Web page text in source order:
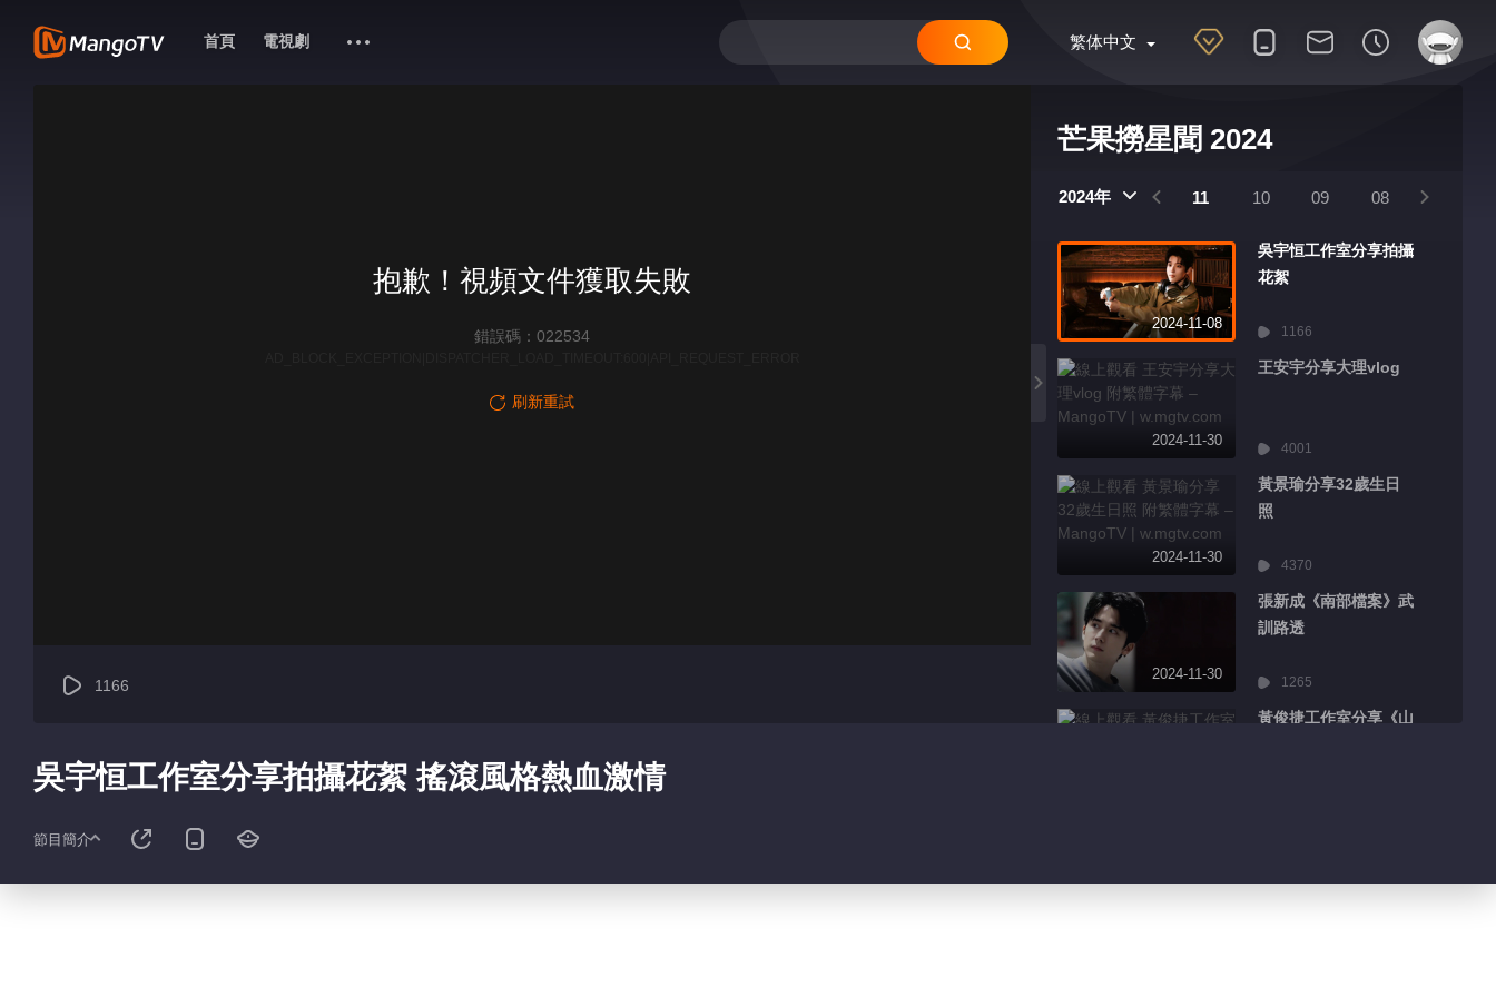
繁体中文
首頁 電視劇
芒果撈星聞 2024
2024年
01 12 11 10 09 08
2024-11-08
吳宇恒工作室分享拍攝
花絮
1166
2024-11-30
王安宇分享大理vlog
4001
2024-11-30
黃景瑜分享32歲生日
照
4370
2024-11-30
張新成《南部檔案》武
訓路透
1265
黃俊捷工作室分享《山
抱歉！視頻文件獲取失敗
錯誤碼：022534
刷新重試
1166
吳宇恒工作室分享拍攝花絮 搖滾風格熱血激情
節目簡介